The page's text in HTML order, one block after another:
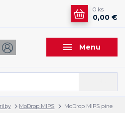
Menu
0 ks
0,00 €
MoDrop MIPS
MoDrop MIPS pine